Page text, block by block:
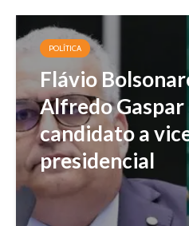
POLÍTICA
Flávio
Alfredo Gaspar
candidato a
presidencial